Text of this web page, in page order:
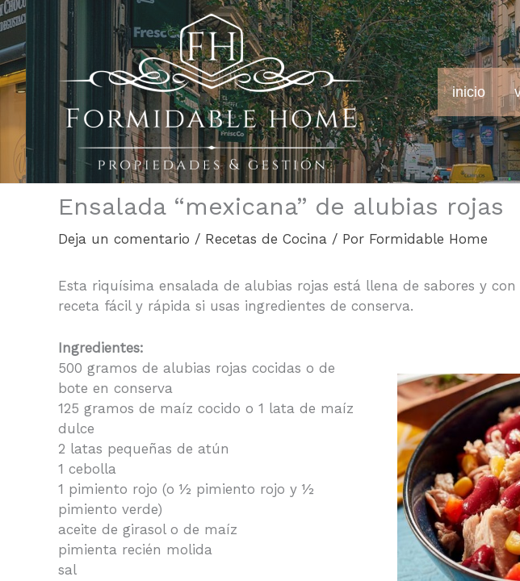
Ir
al
contenido
inicio
Ensalada “mexicana” de alubias rojas
Deja un comentario / Recetas de Cocina / Por Formidable Home
Esta riquísima ensalada de alubias rojas está llena de sabores y
receta fácil y rápida si usas ingredientes de conserva.
Ingredientes:
500 gramos de alubias rojas cocidas o de
bote en conserva
125 gramos de maíz cocido o 1 lata de maíz
dulce
2 latas pequeñas de atún
1 cebolla
1 pimiento rojo (o ½ pimiento rojo y ½
pimiento verde)
aceite de girasol o de maíz
pimienta recién molida
sal